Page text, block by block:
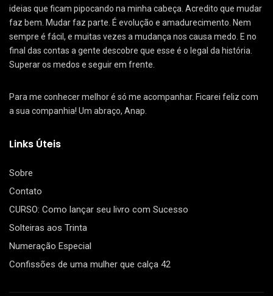
ideias que ficam pipocando na minha cabeça. Acredito que mudar
faz bem. Mudar faz parte. É evolução e amadurecimento. Nem
sempre é fácil, e muitas vezes a mudança nos causa medo. E no
final das contas a gente descobre que esse é o legal da história.
Superar os medos e seguir em frente.
Para me conhecer melhor é só me acompanhar. Ficarei feliz com
a sua companhia! Um abraço, Anap.
Links Úteis
Sobre
Contato
CURSO: Como lançar seu livro com Sucesso
Solteiras aos Trinta
Numeração Especial
Confissões de uma mulher que calça 42